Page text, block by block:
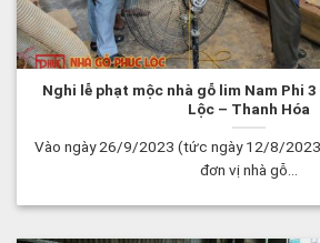
Nghi lễ phạt mộc nhà gỗ lim Nam Phi
Lộc – Thanh Hóa
Vào ngày 26/9/2023 (tức ngày 12/8/2023
đơn vị nhà gỗ...